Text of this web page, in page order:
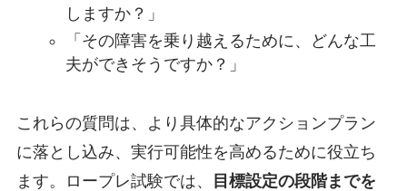
しますか？」
「その障害を乗り越えるために、どんな工
夫ができそうですか？」
これらの質問は、より具体的なアクションプラン
に落とし込み、実行可能性を高めるために役立ち
ます。ロープレ試験では、
目標設定の段階までを